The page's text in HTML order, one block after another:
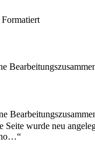
Formatiert
Seite wurde neu